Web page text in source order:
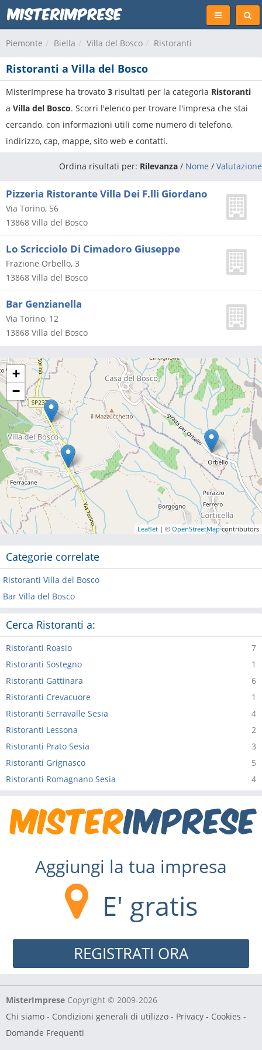
Piemonte Biella Villa del Bosco Ristoranti
Ristoranti a Villa del Bosco
MisterImprese ha trovato 3 risultati per la categoria Ristoranti
a Villa del Bosco. Scorri l'elenco per trovare l'impresa che stai
cercando, con informazioni utili come numero di telefono,
indirizzo, cap, mappe, sito web e contatti.
Ordina risultati per: Rilevanza / Nome / Valutazione
Pizzeria Ristorante Villa Dei F.lli Giordano
Via Torino, 56
13868 Villa del Bosco
Lo Scricciolo Di Cimadoro Giuseppe
Frazione Orbello, 3
13868 Villa del Bosco
Bar Genzianella
Via Torino, 12
13868 Villa del Bosco
+
−
Leaflet | © OpenStreetMapcontributors
Categorie correlate
Ristoranti Villa del Bosco
Bar Villa del Bosco
Cerca Ristoranti a:
7
Ristoranti Roasio
1
Ristoranti Sostegno
6
Ristoranti Gattinara
1
Ristoranti Crevacuore
4
Ristoranti Serravalle Sesia
2
Ristoranti Lessona
3
Ristoranti Prato Sesia
5
Ristoranti Grignasco
4
Ristoranti Romagnano Sesia
Aggiungi la tua impresa
E' gratis
REGISTRATI ORA
MisterImprese Copyright © 2009-2026
Chi siamo - Condizioni generali di utilizzo - Privacy - Cookies -
Domande Frequenti